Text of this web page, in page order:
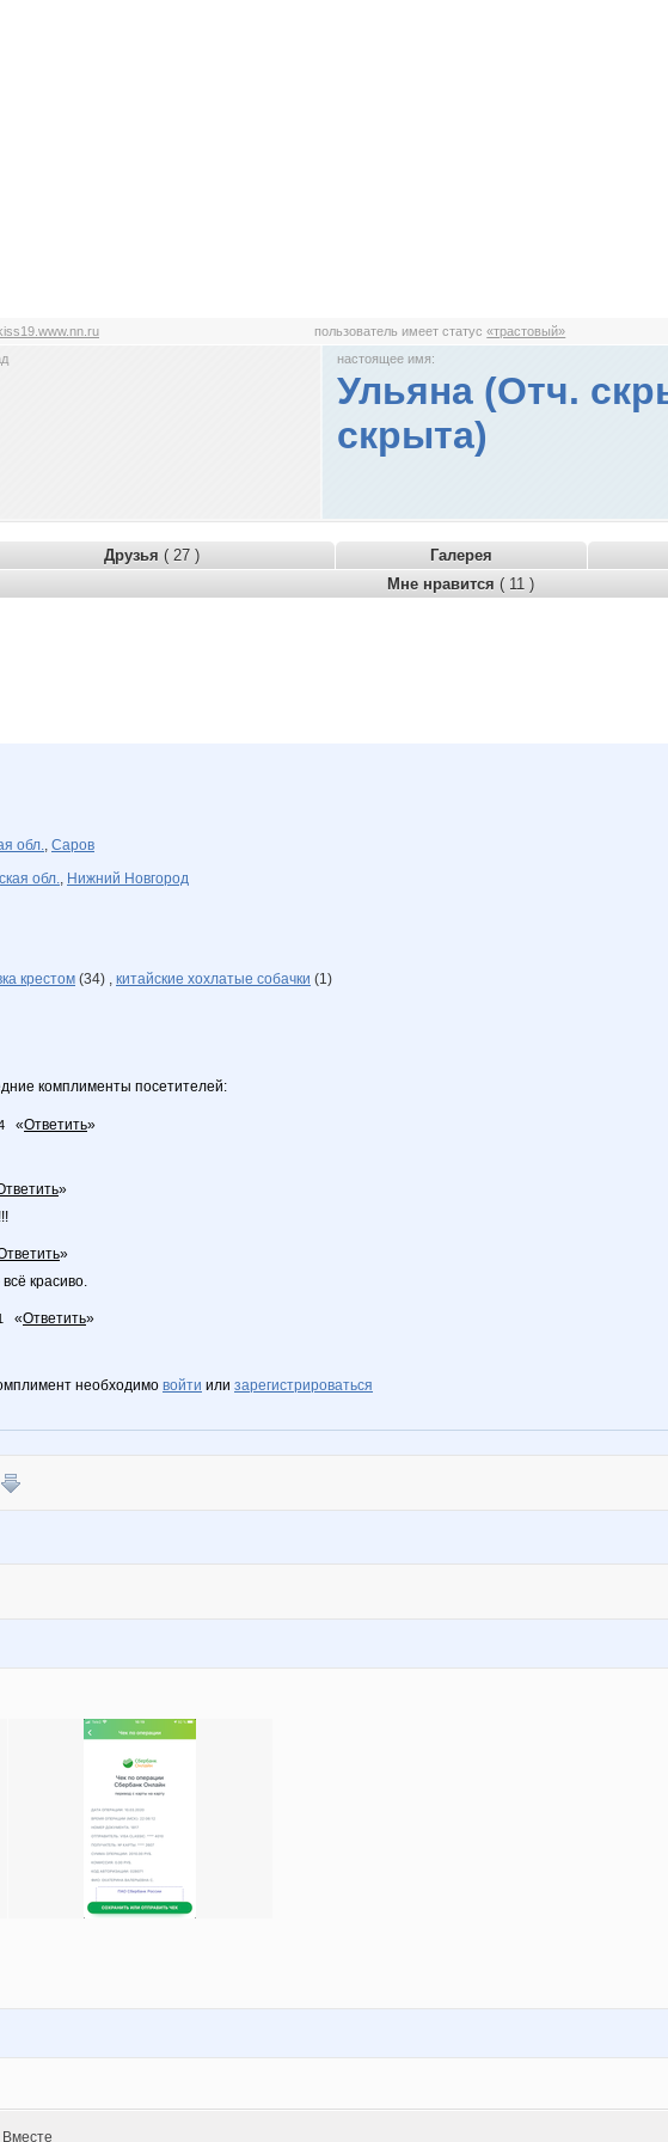
пользователь имеет статус«трастовый»
настоящее имя:
Ульяна (Отч.
скрыта)
Друзья ( 27 ) Галерея
Мне нравится ( 11 )
обл., Саров
обл., Нижний Новгород
крестом (34) , китайские хохлатые собачки (1)
комплименты посетителей:
«Ответить»
»
»
красиво.
«Ответить»
необходимо войти или зарегистрироваться